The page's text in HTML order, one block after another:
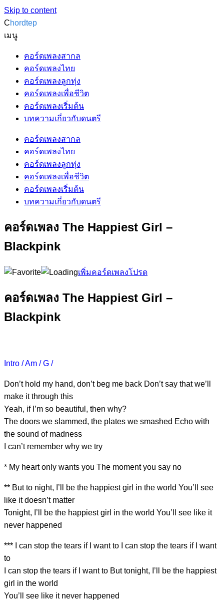
Skip to content
Chordtep
เมนู
คอร์ดเพลงสากล
คอร์ดเพลงไทย
คอร์ดเพลงลูกทุ่ง
คอร์ดเพลงเพื่อชีวิต
คอร์ดเพลงเริ่มต้น
บทความเกี่ยวกับดนตรี
คอร์ดเพลงสากล
คอร์ดเพลงไทย
คอร์ดเพลงลูกทุ่ง
คอร์ดเพลงเพื่อชีวิต
คอร์ดเพลงเริ่มต้น
บทความเกี่ยวกับดนตรี
คอร์ดเพลง The Happiest Girl –
Blackpink
เพิ่มคอร์ดเพลงโปรด
คอร์ดเพลง The Happiest Girl –
Blackpink
Intro / Am / G /
Don’t hold my hand, don’t beg me back Don’t say that we’ll
make it through this
Yeah, if I’m so beautiful, then why?
The doors we slammed, the plates we smashed Echo with
the sound of madness
I can’t remember why we try
* My heart only wants you The momentyou say no
** But to night, I’ll be the happiest girl in the world You’ll see
like it doesn’t matter
Tonight, I’ll be the happiest girl in the world You’ll see like it
never happened
*** I can stop the tears if I want to
I can stop the tears if I want
to
I can stop the tears if I wantto But tonight, I’ll be the happiest
girl in the world
You’ll see like it never happened